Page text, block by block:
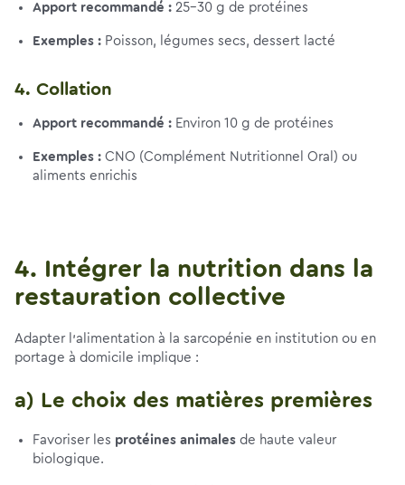
Apport recommandé : 25–30 g de protéines
Exemples : Poisson, légumes secs, dessert lacté
4. Collation
Apport recommandé : Environ 10 g de protéines
Exemples : CNO (Complément Nutritionnel Oral) ou
aliments enrichis
4. Intégrer la nutrition dans la
restauration collective
Adapter l’alimentation à la sarcopénie en institution ou en
portage à domicile implique :
a) Le choix des matières premières
Favoriser les protéines animales de haute valeur
biologique.